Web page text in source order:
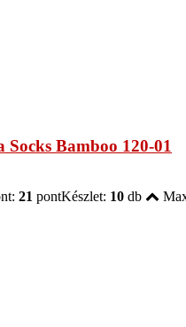
Socks Bamboo 120-01
21 pontKészlet: 10 db